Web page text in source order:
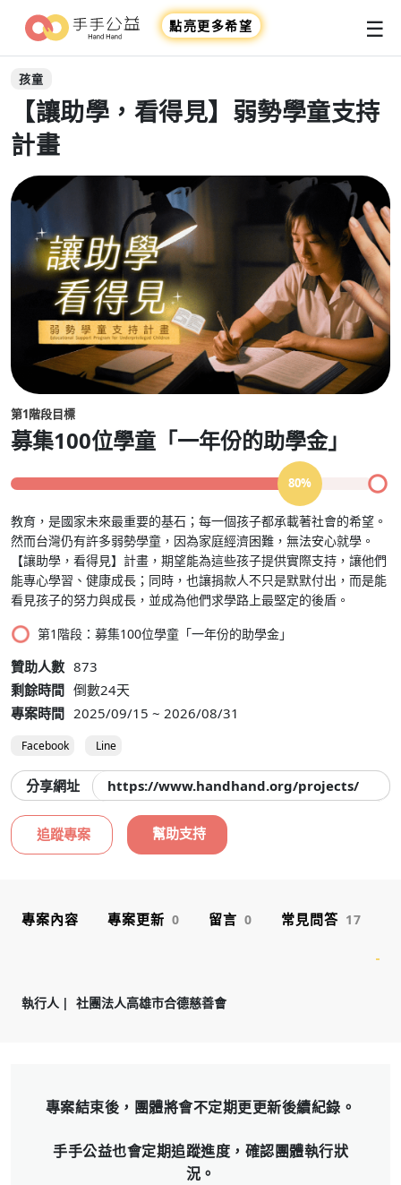
點亮更多希望 ☰
孩童
【讓助學，看得見】弱勢學童支持
計畫
第1階段目標
募集100位學童「一年份的助學金」
80%
教育，是國家未來最重要的基石；每一個孩子都承載著社會的希望。
然而台灣仍有許多弱勢學童，因為家庭經濟困難，無法安心就學。
【讓助學，看得見】計畫，期望能為這些孩子提供實際支持，讓他們
能專心學習、健康成長；同時，也讓捐款人不只是默默付出，而是能
看見孩子的努力與成長，並成為他們求學路上最堅定的後盾。
第1階段：募集100位學童「一年份的助學金」
贊助人數 873
剩餘時間 倒數24天
專案時間 2025/09/15 ~ 2026/08/31
Facebook Line
分享網址 https://www.handhand.org/projects/
追蹤專案 幫助支持
專案內容 專案更新 0 留言 0 常見問答 17
執行人 社團法人高雄市合德慈善會
專案結束後，團體將會不定期更更新後續紀錄。
⼿手公益也會定期追蹤進度，確認團體執⾏狀
況。